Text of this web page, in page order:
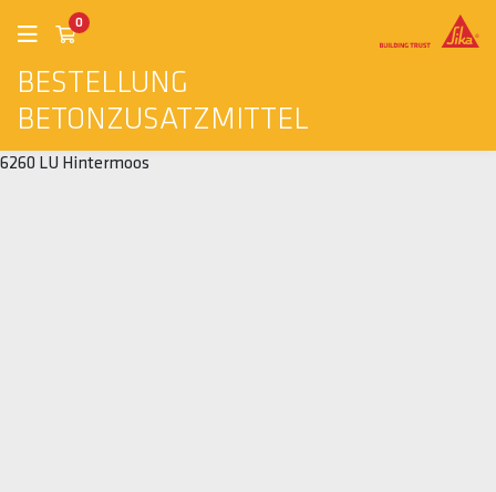
BESTELLUNG
BETONZUSATZMITTEL
0
6260 LU Hintermoos